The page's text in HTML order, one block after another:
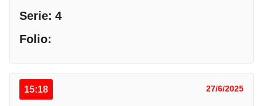
Serie: 4
Folio:
15:18 27/6/2025